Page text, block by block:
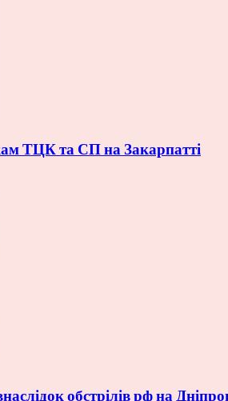
ТЦК та СП на Закарпатті
обстрілів рф на